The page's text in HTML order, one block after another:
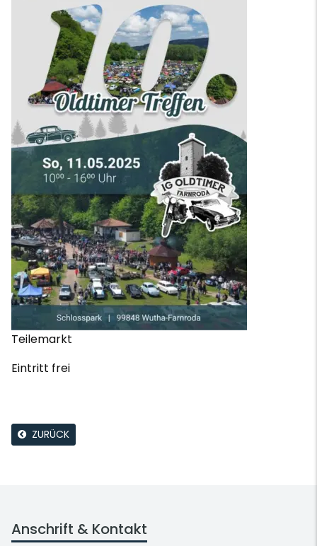
Teilemarkt
Eintritt frei
ZURÜCK
Anschrift & Kontakt